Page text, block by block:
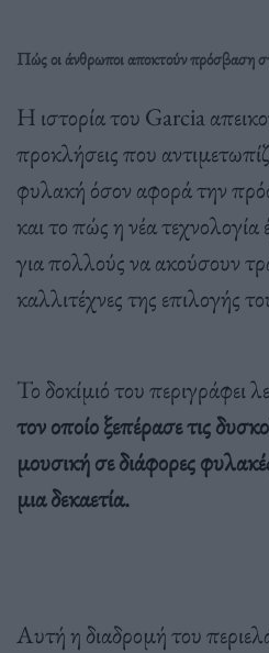
Πώς οι άνθρωποι αποκτούν πρόσβαση
Η ιστορία του Garcia
προκλήσεις που
φυλακή όσον αφορά την
και το πώς η νέα τεχνολογία
για πολλούς να ακούσουν
καλλιτέχνες της επιλογής
Το δοκίμιό του περιγράφει
τον οποίο ξεπέρασε τις
μουσική σε διάφορες
μια δεκαετία.
Αυτή η διαδρομή του